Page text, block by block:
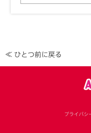
≪ ひとつ前に戻る
プライバシ